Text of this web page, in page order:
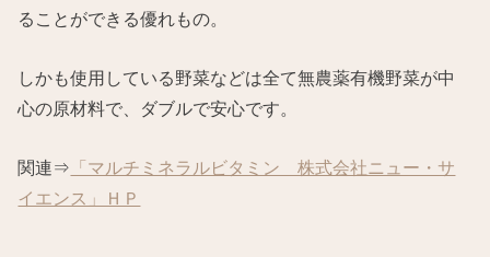
ることができる優れもの。
しかも使用している野菜などは全て無農薬有機野菜が中
心の原材料で、ダブルで安心です。
関連⇒ 「マルチミネラルビタミン 株式会社ニュー・サ
イエンス」ＨＰ